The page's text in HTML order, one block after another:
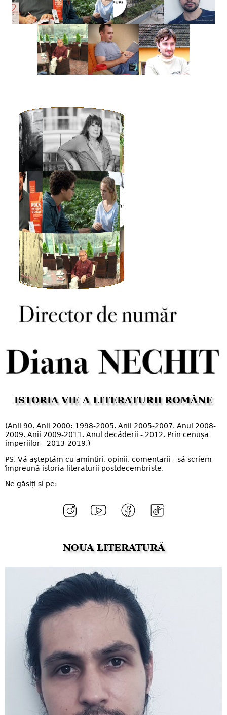
ISTORIA VIE A LITERATURII ROMÂNE
(Anii 90. Anii 2000: 1998-2005. Anii 2005-2007. Anul 2008-
2009. Anii 2009-2011. Anul decăderii - 2012. Prin cenușa
imperiilor - 2013-2019.)
PS. Vă așteptăm cu amintiri, opinii, comentarii - să scriem
împreună istoria literaturii postdecembriste.
Ne găsiți și pe:
NOUA LITERATURĂ